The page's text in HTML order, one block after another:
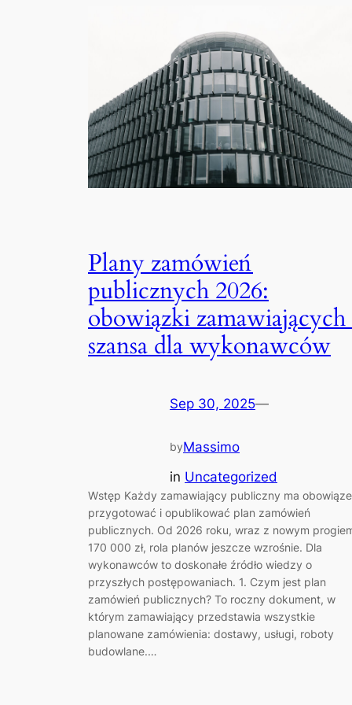
Plany zamówień
publicznych 2026:
obowiązki
szansa dla wykonawców
Sep 30, 2025—
byMassimo
in Uncategorized
Wstęp Każdy zamawiający publiczny ma
przygotować i opublikować plan zamówień
publicznych. Od 2026 roku, wraz z nowym
170 000 zł, rola planów jeszcze wzrośnie. Dla
wykonawców to doskonałe źródło wiedzy o
przyszłych postępowaniach. 1. Czym jest plan
zamówień publicznych? To roczny dokument, w
którym zamawiający przedstawia wszystkie
planowane zamówienia: dostawy, usługi, roboty
budowlane.…